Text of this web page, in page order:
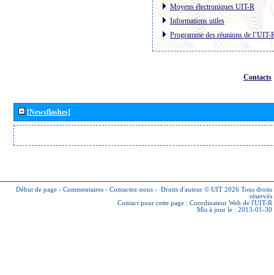
Moyens électroniques UIT-R
Informations utiles
Programme des réunions de l´UIT-
Contacts
[Newsflashes]
Début de page - Commentaires - Contactez-nous - Droits d'auteur © UIT 2026 Tous droits
réservés
Contact pour cette page : Coordinateur Web de l'UIT-R
Mis à jour le : 2013-01-30